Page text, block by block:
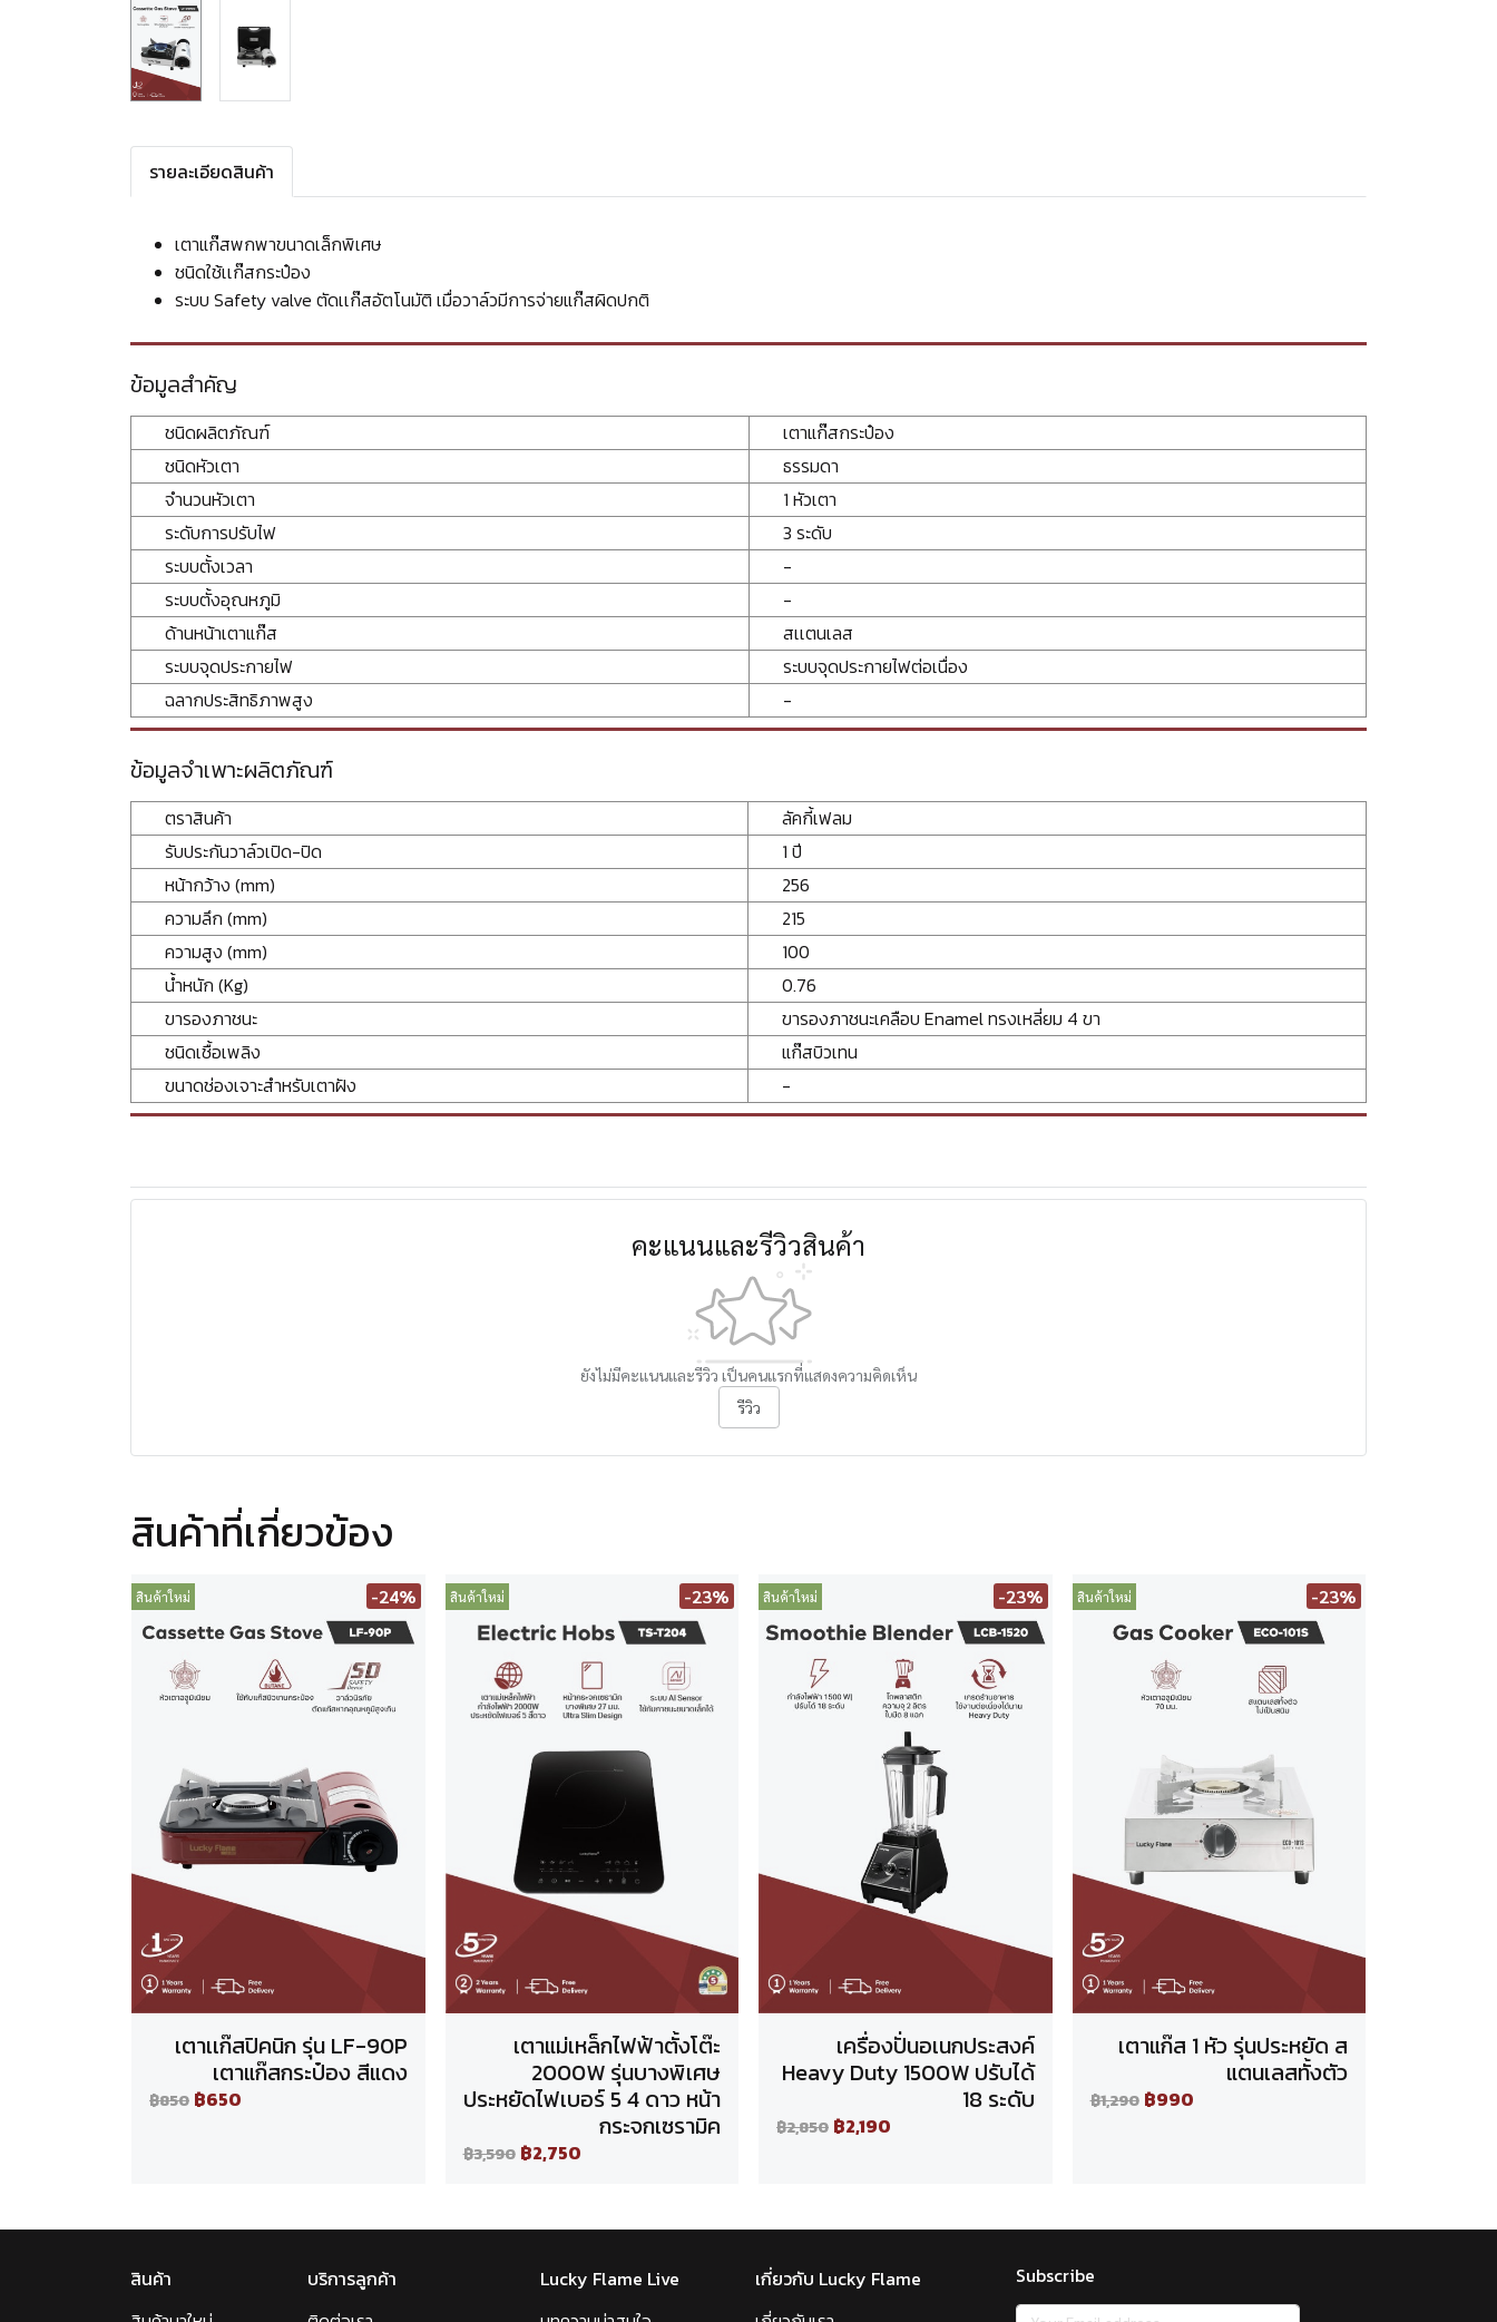
รายละเอียดสินค้า
เตาแก๊สพกพาขนาดเล็กพิเศษ
ชนิดใช้เเก๊สกระป๋อง
ระบบ Safety valve ตัดเเก๊สอัตโนมัติ เมื่อวาล์วมีการจ่ายแก๊สผิดปกติ
ข้อมูลสำคัญ
ชนิดผลิตภัณฑ์
เตาแก๊สกระป๋อง
ชนิดหัวเตา
ธรรมดา
จำนวนหัวเตา
1 หัวเตา
ระดับการปรับไฟ
3 ระดับ
ระบบตั้งเวลา
-
ระบบตั้งอุณหภูมิ
-
ด้านหน้าเตาแก๊ส
สเเตนเลส
ระบบจุดประกายไฟ
ระบบจุดประกายไฟต่อเนื่อง
ฉลากประสิทธิภาพสูง
-
ข้อมูลจำเพาะผลิตภัณฑ์
ตราสินค้า
ลัคกี้เฟลม
รับประกันวาล์วเปิด-ปิด
1 ปี
หน้ากว้าง (mm)
256
ความลึก (mm)
215
ความสูง (mm)
100
น้ำหนัก (Kg)
0.76
ขารองภาชนะ
ขารองภาชนะเคลือบ Enamel ทรงเหลี่ยม 4 ขา
ชนิดเชื้อเพลิง
แก๊สบิวเทน
ขนาดช่องเจาะสำหรับเตาฝัง
-
คะแนนและรีวิวสินค้า
ยังไม่มีคะแนนและรีวิว เป็นคนแรกที่แสดงความคิดเห็น
รีวิว
สินค้าที่เกี่ยวข้อง
สินค้าใหม่ -24%
เตาเเก๊สปิคนิก รุ่น LF-90P
เตาแก๊สกระป๋อง สีแดง
฿850 ฿650
สินค้าใหม่ -23%
เตาแม่เหล็กไฟฟ้าตั้งโต๊ะ
2000W รุ่นบางพิเศษ
ประหยัดไฟเบอร์ 5 4 ดาว หน้า
กระจกเซรามิค
฿3,590 ฿2,750
สินค้าใหม่ -23%
เครื่องปั่นอเนกประสงค์
Heavy Duty 1500W ปรับได้
18 ระดับ
฿2,850 ฿2,190
สินค้าใหม่ -23%
เตาแก๊ส 1 หัว รุ่นประหยัด ส
แตนเลสทั้งตัว
฿1,290 ฿990
สินค้า
บริการลูกค้า
Lucky Flame Live
เกี่ยวกับ Lucky Flame
Subscribe